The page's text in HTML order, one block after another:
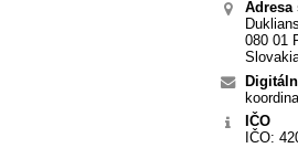
Adresa
080 01
IČO
IČO: